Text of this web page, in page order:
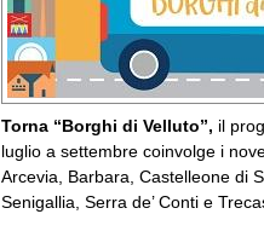
Torna “Borghi di Velluto”, il
luglio a settembre coinvolge i
Arcevia, Barbara, Castelleone di
Senigallia, Serra de’ Conti e